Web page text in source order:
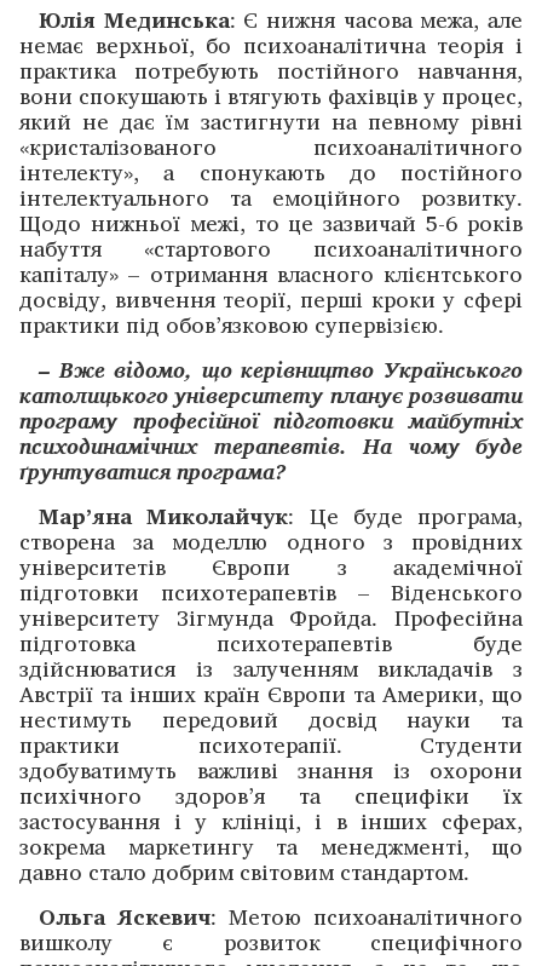
Юлія Мединська: Є нижня часова межа, але
немає верхньої, бо психоаналітична теорія і
практика потребують постійного навчання,
вони спокушають і втягують фахівців у процес,
який не дає їм застигнути на певному рівні
«кристалізованого психоаналітичного
інтелекту», а спонукають до постійного
інтелектуального та емоційного розвитку.
Щодо нижньої межі, то це зазвичай 5-6 років
набуття «стартового психоаналітичного
капіталу» – отримання власного клієнтського
досвіду, вивчення теорії, перші кроки у сфері
практики під обов’язковою супервізією.
– Вже відомо, що керівництво Українського
католицького університету планує розвивати
програму професійної підготовки майбутніх
психодинамічних терапевтів. На чому буде
ґрунтуватися програма?
Мар’яна Миколайчук: Це буде програма,
створена за моделлю одного з провідних
університетів Європи з академічної
підготовки психотерапевтів – Віденського
університету Зігмунда Фройда. Професійна
підготовка психотерапевтів буде
здійснюватися із залученням викладачів з
Австрії та інших країн Європи та Америки, що
нестимуть передовий досвід науки та
практики психотерапії. Студенти
здобуватимуть важливі знання із охорони
психічного здоров’я та специфіки їх
застосування і у клініці, і в інших сферах,
зокрема маркетингу та менеджменті, що
давно стало добрим світовим стандартом.
Ольга Яскевич: Метою психоаналітичного
вишколу є розвиток специфічного